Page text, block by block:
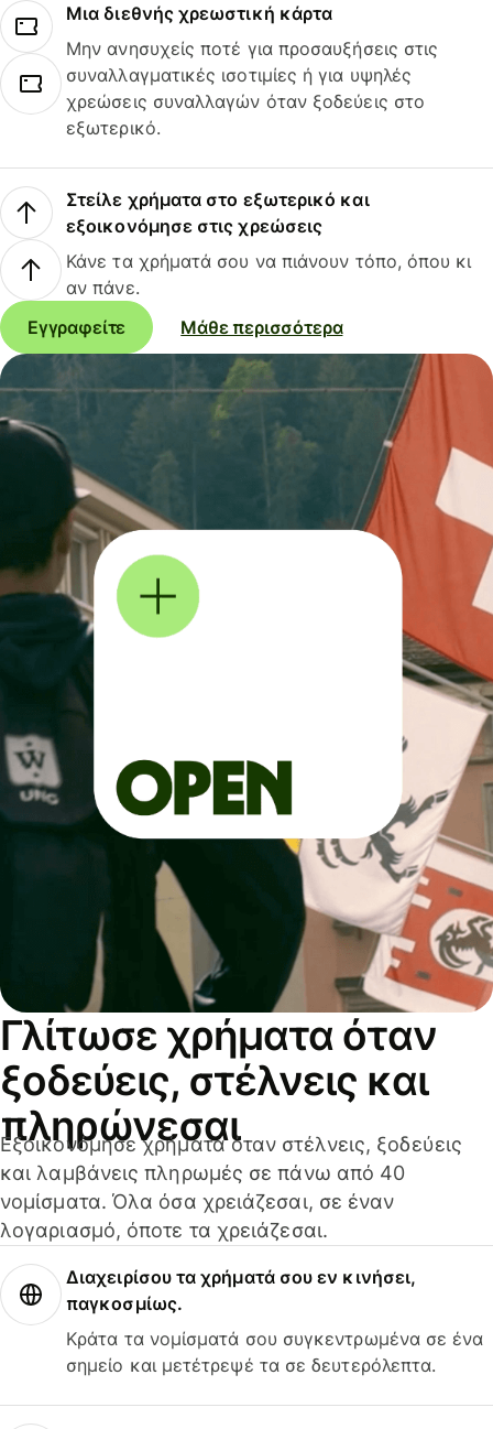
Μια διεθνής χρεωστική κάρτα
Μην ανησυχείς ποτέ για προσαυξήσεις στις
συναλλαγματικές ισοτιμίες ή για υψηλές
χρεώσεις συναλλαγών όταν ξοδεύεις στο
εξωτερικό.
Στείλε χρήματα στο εξωτερικό και
εξοικονόμησε στις χρεώσεις
Κάνε τα χρήματά σου να πιάνουν τόπο, όπου κι
αν πάνε.
Εγγραφείτε
Μάθε περισσότερα
Γλίτωσε χρήματα όταν
ξοδεύεις, στέλνεις και
πληρώνεσαι
Εξοικονόμησε χρήματα όταν στέλνεις, ξοδεύεις
και λαμβάνεις πληρωμές σε πάνω από 40
νομίσματα. Όλα όσα χρειάζεσαι, σε έναν
λογαριασμό, όποτε τα χρειάζεσαι.
Διαχειρίσου τα χρήματά σου εν κινήσει,
παγκοσμίως.
Κράτα τα νομίσματά σου συγκεντρωμένα σε ένα
σημείο και μετέτρεψέ τα σε δευτερόλεπτα.